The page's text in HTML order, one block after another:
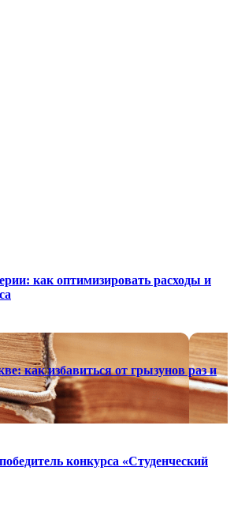
как оптимизировать расходы и
как избавиться от грызунов раз и
конкурса «Студенческий